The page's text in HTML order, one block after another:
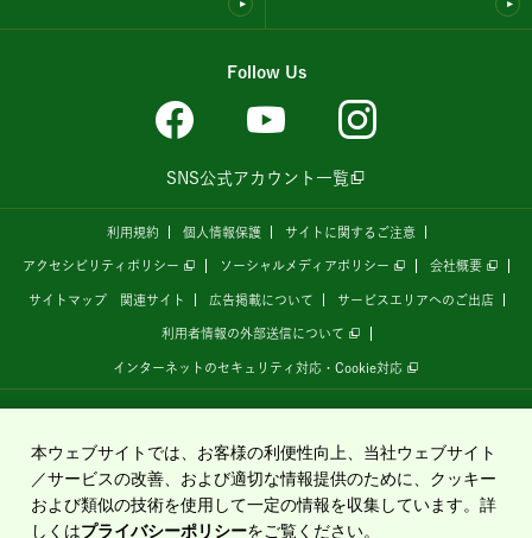
Follow Us
SNS公式アカウント一覧
利用規約 個人情報保護 サイトに関するご注意
アクセシビリティポリシー ソーシャルメディアポリシー 会社概要
サイトマップ 関連サイト 広告掲載について サービスエリアへのご出店
利用者情報の外部送信について
インターネットのセキュリティ対応・Cookie対応
運営しています。
Copyright©2020 East Nippon Expressway Company Limited
All Rights Reserved.
本ウェブサイトでは、お客様の利便性向上、当社ウェブサイト
／サービスの改善、および適切な情報提供のために、クッキー
および類似の技術を使用して一定の情報を収集しています。詳
しくはプライバシーポリシーをご覧ください。